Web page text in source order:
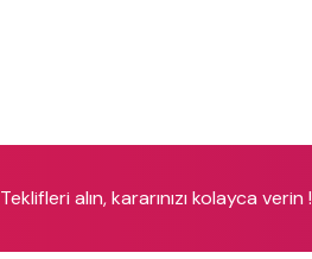
Teklifleri alın, kararınızı kolayca verin !